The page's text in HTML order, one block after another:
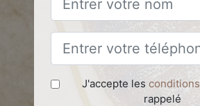
J'accepte les conditions
rappelé